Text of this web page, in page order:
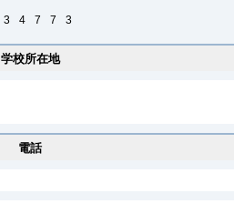
3 4 7 7 3
学校所在地
電話